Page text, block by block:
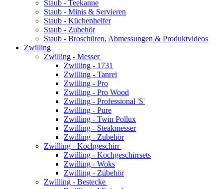
Staub - Teekanne
Staub - Minis & Servieren
Staub - Küchenhelfer
Staub - Zubehör
Staub - Broschüren, Abmessungen & Produktvideos
Zwilling
Zwilling - Messer
Zwilling - 1731
Zwilling - Tanrei
Zwilling - Pro
Zwilling - Pro Wood
Zwilling - Professional 'S'
Zwilling - Pure
Zwilling - Twin Pollux
Zwilling - Steakmesser
Zwilling - Zubehör
Zwilling - Kochgeschirr
Zwilling - Kochgeschirrsets
Zwilling - Woks
Zwilling - Zubehör
Zwilling - Bestecke